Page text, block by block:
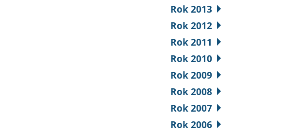
Rok 2013
Rok 2012
Rok 2011
Rok 2010
Rok 2009
Rok 2008
Rok 2007
Rok 2006